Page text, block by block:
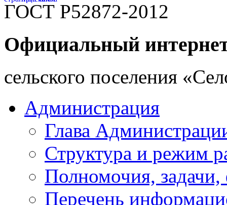
ГОСТ Р52872-2012
Официальный
cельского поселения
Администрация
Глава
Структура и режим
Полномочия,
Перечень